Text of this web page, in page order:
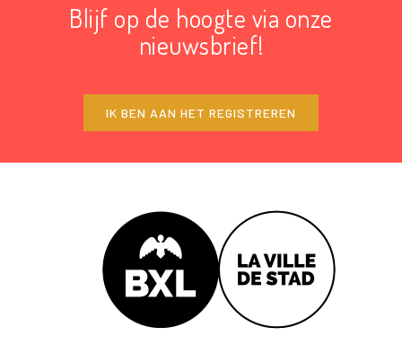
Blijf op de hoogte via onze
nieuwsbrief!
IK BEN AAN HET REGISTREREN